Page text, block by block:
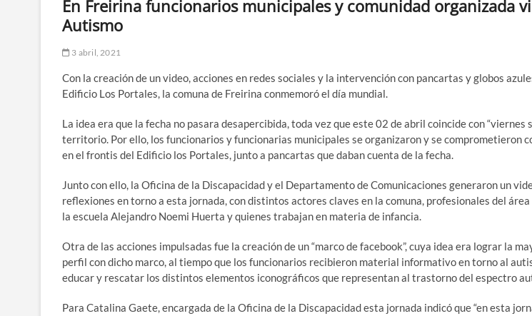
En Freirina funcionarios municipales y comunidad organizada
Autismo
3 abril, 2021
Con la creación de un video, acciones en redes sociales y la intervención con pancartas y globos
Edificio Los Portales, la comuna de Freirina conmemoró el día mundial.
La idea era que la fecha no pasara desapercibida, toda vez que este 02 de abril coincide con “viernes
territorio. Por ello, los funcionarios y funcionarias municipales se organizaron y se comprometieron
en el frontis del Edificio los Portales, junto a pancartas que daban cuenta de la fecha.
Junto con ello, la Oficina de la Discapacidad y el Departamento de Comunicaciones generaron un
reflexiones en torno a esta jornada, con distintos actores claves en la comuna, profesionales del área
la escuela Alejandro Noemi Huerta y quienes trabajan en materia de infancia.
Otra de las acciones impulsadas fue la creación de un “marco de facebook”, cuya idea era lograr la
perfil con dicho marco, al tiempo que los funcionarios recibieron material informativo en torno al
educar y rescatar los distintos elementos iconográficos que representan al trastorno del espectro
Para Catalina Gaete, encargada de la Oficina de la Discapacidad esta jornada indicó que “en esta